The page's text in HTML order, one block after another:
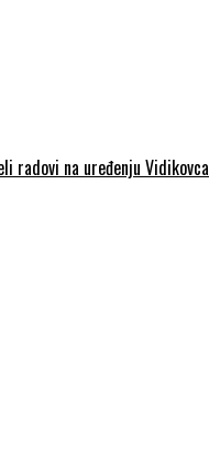
radovi na uređenju Vidikovca